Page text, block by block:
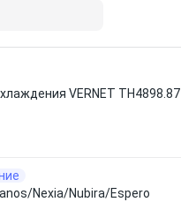
VERNET TH4898.87
Nexia/Nubira/Espero